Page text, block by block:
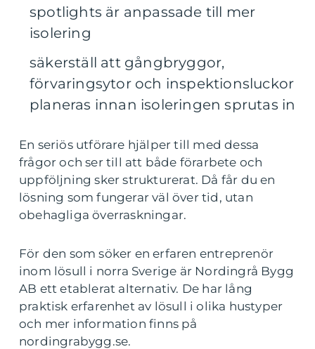
spotlights är anpassade till mer
isolering
säkerställ att gångbryggor,
förvaringsytor och inspektionsluckor
planeras innan isoleringen sprutas in
En seriös utförare hjälper till med dessa
frågor och ser till att både förarbete och
uppföljning sker strukturerat. Då får du en
lösning som fungerar väl över tid, utan
obehagliga överraskningar.
För den som söker en erfaren entreprenör
inom lösull i norra Sverige är Nordingrå Bygg
AB ett etablerat alternativ. De har lång
praktisk erfarenhet av lösull i olika hustyper
och mer information finns på
nordingrabygg.se.